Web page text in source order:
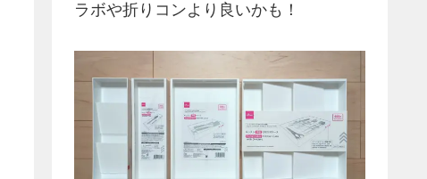
ラボや折りコンより良いかも！